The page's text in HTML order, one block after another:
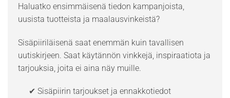
Haluatko ensimmäisenä tiedon kampanjoista,
uusista tuotteista ja maalausvinkeistä?
Sisäpiiriläisenä saat enemmän kuin tavallisen
uutiskirjeen. Saat käytännön vinkkejä, inspiraatiota ja
tarjouksia, joita ei aina näy muille.
✔ Sisäpiirin tarjoukset ja ennakkotiedot